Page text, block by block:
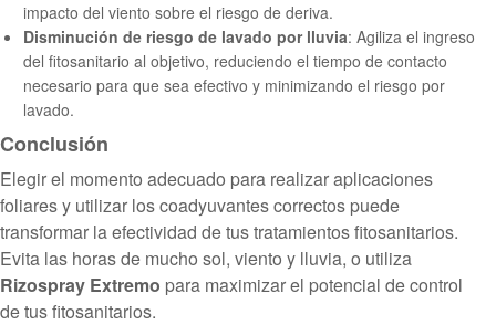
impacto del viento sobre el riesgo de deriva.
Disminución de riesgo de lavado por lluvia: Agiliza el ingreso
del fitosanitario al objetivo, reduciendo el tiempo de contacto
necesario para que sea efectivo y minimizando el riesgo por
lavado.
Conclusión
Elegir el momento adecuado para realizar aplicaciones
foliares y utilizar los coadyuvantes correctos puede
transformar la efectividad de tus tratamientos fitosanitarios.
Evita las horas de mucho sol, viento y lluvia, o utiliza
Rizospray Extremo para maximizar el potencial de control
de tus fitosanitarios.